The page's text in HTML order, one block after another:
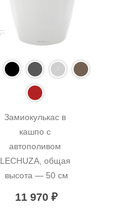
Замиокулькас в
кашпо с
автополивом
LECHUZA, общая
высота — 50 см
11 970₽